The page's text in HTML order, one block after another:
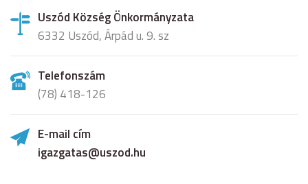
Uszód Község Önkormányzata
6332 Uszód, Árpád u. 9. sz
Telefonszám
(78) 418-126
E-mail cím
igazgatas@uszod.hu